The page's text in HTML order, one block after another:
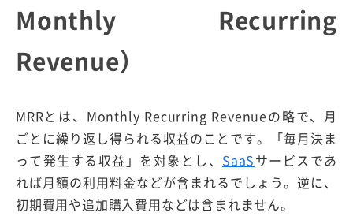
Monthly Recurring
Revenue）
MRRとは、Monthly Recurring Revenueの略で、月
ごとに繰り返し得られる収益のことです。「毎月決ま
って発生する収益」を対象とし、 SaaSサービスであ
れば月額の利用料金などが含まれるでしょう。逆に、
初期費用や追加購入費用などは含まれません。